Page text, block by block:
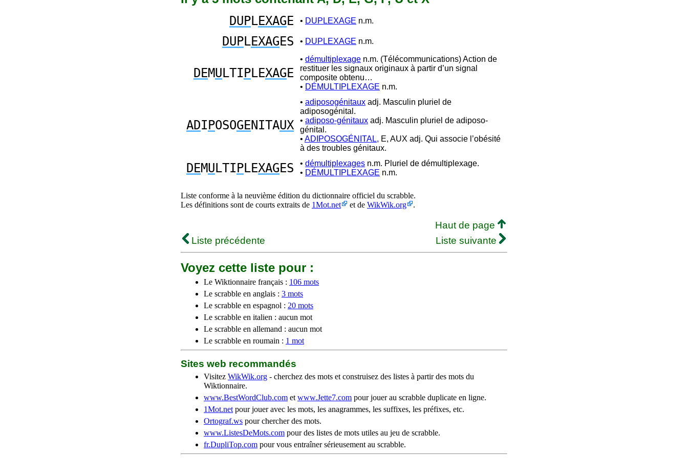
DUPLEXAGE • DUPLEXAGE n.m.
DUPLEXAGES • DUPLEXAGE n.m.
DEMU LTI PLEXAGE
• démultiplexage n.m. (Télécommunications) Action de
restituer les signaux originaux à partir d’un signal
composite obtenu…
• DÉMULTIPLEXAGE n.m.
ADI POSOGENITAUX
• adiposogénitaux adj. Masculin pluriel de
adiposogénital.
• adiposo-génitaux adj. Masculin pluriel de adiposo-
génital.
• ADIPOSOGÉNITAL, E, AUX adj. Qui associe l’obésité
à des troubles génitaux.
DEMU LTI PLEXAGES • démultiplexages n.m. Pluriel de démultiplexage.
• DÉMULTIPLEXAGE n.m.
Liste conforme à la neuvième édition du dictionnaire officiel du scrabble.
Les définitions sont de courts extraits de 1Mot.net et de WikWik.org .
Haut de page
Liste précédente
Liste suivante
Voyez cette liste pour :
Le Wiktionnaire français : 106 mots
Le scrabble en anglais : 3 mots
Le scrabble en espagnol : 20 mots
Le scrabble en italien : aucun mot
Le scrabble en allemand : aucun mot
Le scrabble en roumain : 1 mot
Sites web recommandés
Visitez WikWik.org - cherchez des mots et construisez des listes à partir des mots du
Wiktionnaire.
www.BestWordClub.com et www.Jette7.com pour jouer au scrabble duplicate en ligne.
1Mot.net pour jouer avec les mots, les anagrammes, les suffixes, les préfixes, etc.
Ortograf.ws pour chercher des mots.
www.ListesDeMots.com pour des listes de mots utiles au jeu de scrabble.
fr.DupliTop.com pour vous entraîner sérieusement au scrabble.